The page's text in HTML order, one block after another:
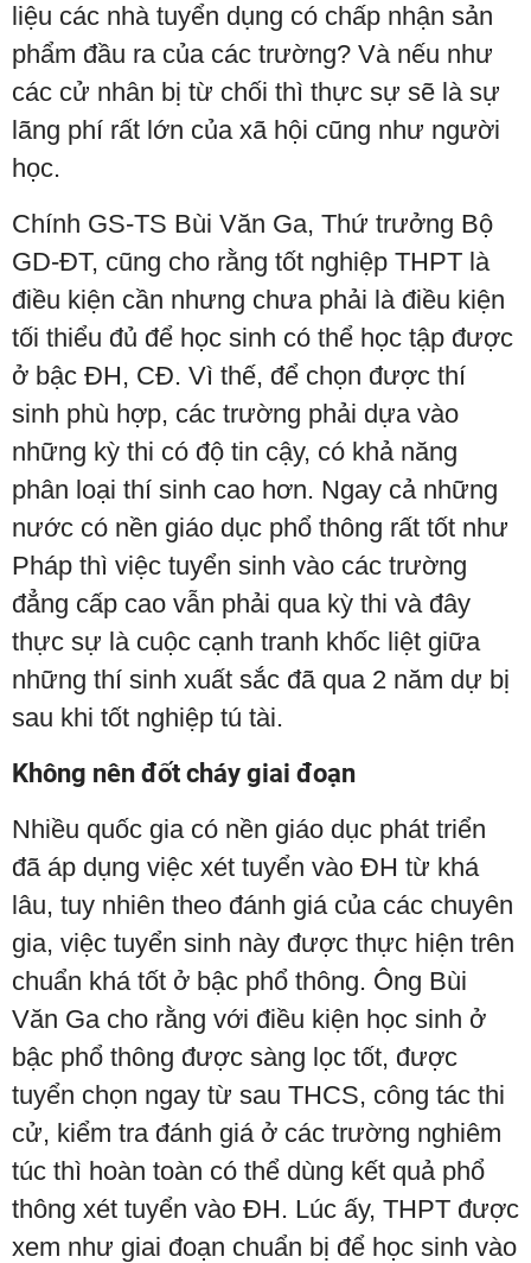
liệu các nhà tuyển dụng có chấp nhận sản
phẩm đầu ra của các trường? Và nếu như
các cử nhân bị từ chối thì thực sự sẽ là sự
lãng phí rất lớn của xã hội cũng như người
học.
Chính GS-TS Bùi Văn Ga, Thứ trưởng Bộ
GD-ĐT, cũng cho rằng tốt nghiệp THPT là
điều kiện cần nhưng chưa phải là điều kiện
tối thiểu đủ để học sinh có thể học tập được
ở bậc ĐH, CĐ. Vì thế, để chọn được thí
sinh phù hợp, các trường phải dựa vào
những kỳ thi có độ tin cậy, có khả năng
phân loại thí sinh cao hơn. Ngay cả những
nước có nền giáo dục phổ thông rất tốt như
Pháp thì việc tuyển sinh vào các trường
đẳng cấp cao vẫn phải qua kỳ thi và đây
thực sự là cuộc cạnh tranh khốc liệt giữa
những thí sinh xuất sắc đã qua 2 năm dự bị
sau khi tốt nghiệp tú tài.
Không nên đốt cháy giai đoạn
Nhiều quốc gia có nền giáo dục phát triển
đã áp dụng việc xét tuyển vào ĐH từ khá
lâu, tuy nhiên theo đánh giá của các chuyên
gia, việc tuyển sinh này được thực hiện trên
chuẩn khá tốt ở bậc phổ thông. Ông Bùi
Văn Ga cho rằng với điều kiện học sinh ở
bậc phổ thông được sàng lọc tốt, được
tuyển chọn ngay từ sau THCS, công tác thi
cử, kiểm tra đánh giá ở các trường nghiêm
túc thì hoàn toàn có thể dùng kết quả phổ
thông xét tuyển vào ĐH. Lúc ấy, THPT được
xem như giai đoạn chuẩn bị để học sinh vào